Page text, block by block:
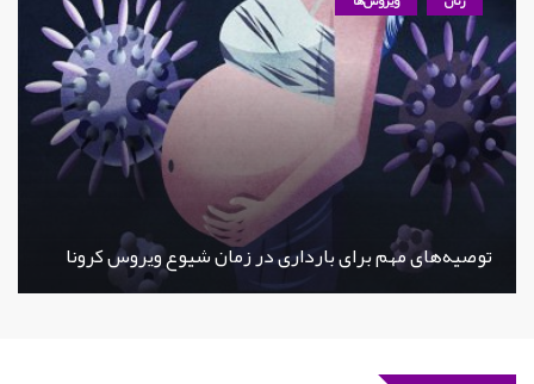
توصیه‌های مهم برای بارداری در زمان شیوع ویروس کرونا